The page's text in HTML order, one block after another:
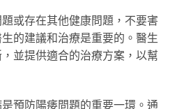
題或存在其他健康問題，不要害
的建議和治療是重要的。醫生
並提供適合的治療方案，以幫
預防陽痿問題的重要一環。通